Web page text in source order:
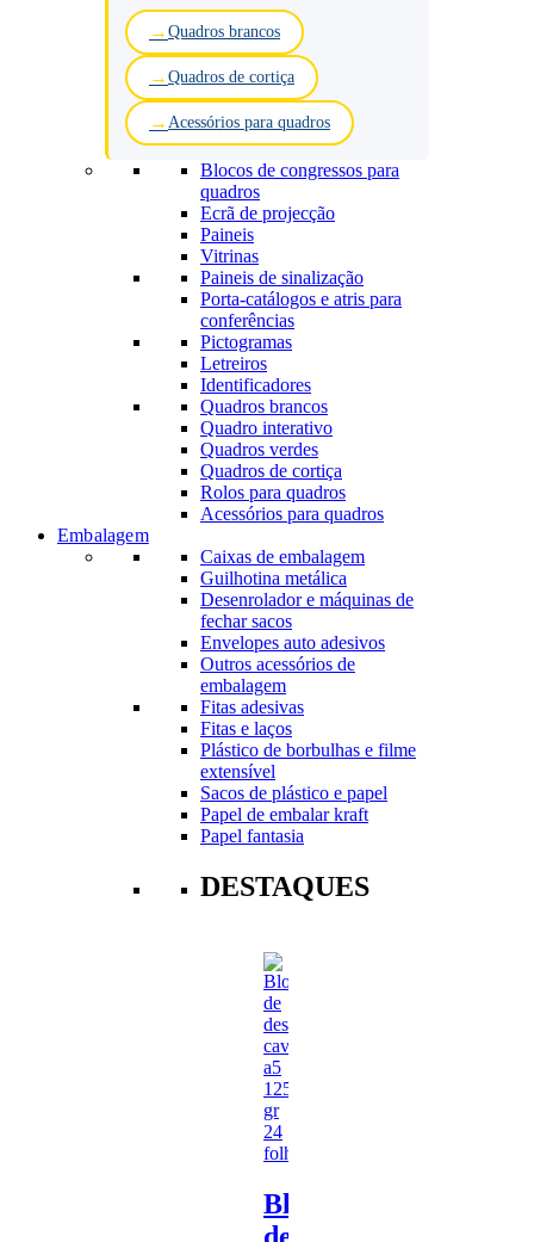
Quadros brancos
Quadros de cortiça
Acessórios para quadros
Blocos de congressos para
quadros
Ecrã de projecção
Paineis
Vitrinas
Paineis de sinalização
Porta-catálogos e atris para
conferências
Pictogramas
Letreiros
Identificadores
Quadros brancos
Quadro interativo
Quadros verdes
Quadros de cortiça
Rolos para quadros
Acessórios para quadros
Embalagem
Caixas de embalagem
Guilhotina metálica
Desenrolador e máquinas de
fechar sacos
Envelopes auto adesivos
Outros acessórios de
embalagem
Fitas adesivas
Fitas e laços
Plástico de borbulhas e filme
extensível
Sacos de plástico e papel
Papel de embalar kraft
Papel fantasia
DESTAQUES
Bloco
de